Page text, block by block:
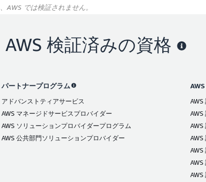
AWS では検証されません。
AWS 検証済みの資格
パートナープログラム
アドバンストティアサービス
AWS マネージドサービスプロバイダー
AWS ソリューションプロバイダープログラム
AWS 公共部門ソリューションプロバイダー
AWS
AWS
AWS
AWS